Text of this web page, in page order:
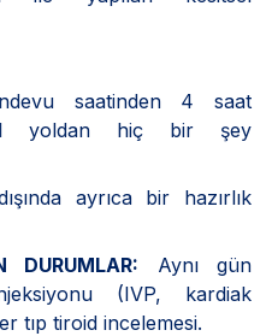
saatinden 4 saat
yoldan hiç bir şey
ayrıca bir hazırlık
DURUMLAR: Aynı gün
(IVP, kardiak
tıp tiroid incelemesi.